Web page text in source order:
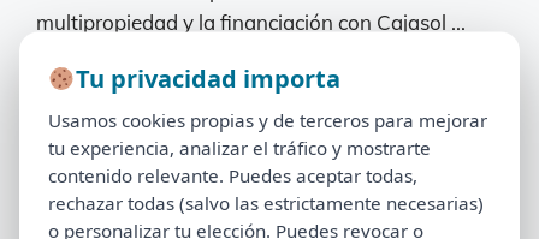
multipropiedad y la financiación con Cajasol ...
Leer Más
Tu privacidad importa
Usamos cookies propias y de terceros para mejorar
tu experiencia, analizar el tráfico y mostrarte
contenido relevante. Puedes aceptar todas,
rechazar todas (salvo las estrictamente necesarias)
o personalizar tu elección. Puedes revocar o
Tu privacidad importa
Usamos cookies propias y de terceros para mejorar
tu experiencia, analizar el tráfico y mostrarte
contenido relevante. Puedes aceptar todas,
rechazar todas (salvo las estrictamente necesarias)
o personalizar tu elección. Puedes revocar o